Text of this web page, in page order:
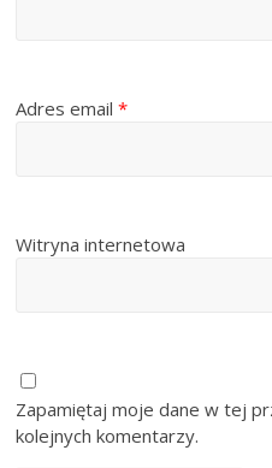
Adres email*
Witryna internetowa
Zapamiętaj moje dane w tej
kolejnych komentarzy.